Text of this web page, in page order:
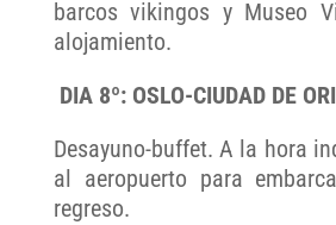
barcos vikingos y Museo
alojamiento.
DIA 8º: OSLO-CIUDAD DE
Desayuno-buffet. A la hora
al aeropuerto para
regreso.